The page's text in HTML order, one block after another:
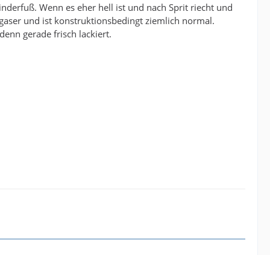
Wenn es eher hell ist und nach Sprit riecht und
und ist konstruktionsbedingt ziemlich normal.
gerade frisch lackiert.